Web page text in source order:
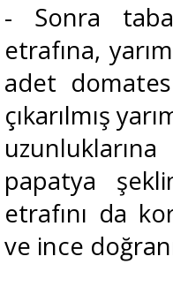
- Sonra
etrafına,
adet
çıkarılmış
papatya
etrafını da
ve ince